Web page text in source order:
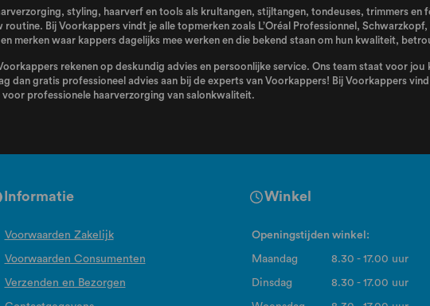
styling, haarverf en tools als krultangen, stijltangen, tondeuses, trimmers
Bij Voorkappers vindt je alle topmerken zoals L’Oréal Professionnel , Schwarzkopf,
merken waar kappers dagelijks mee werken en die bekend staan om hun kwaliteit,
rekenen op deskundig advies en persoonlijke service. Ons team staat voor
dan gratis professioneel advies aan bij de experts van Voorkappers! Bij Voorkappers
professionele haarverzorging van salonkwaliteit.
Informatie Winkel
Voorwaarden Zakelijk
Voorwaarden Consumenten
Verzenden en Bezorgen
Openingstijden winkel:
Maandag 8.30 - 17.00 uur
Dinsdag 8.30 - 17.00 uur